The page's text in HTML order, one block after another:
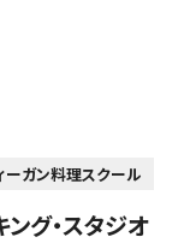
ーガン料理スクール
グ・スタジオ